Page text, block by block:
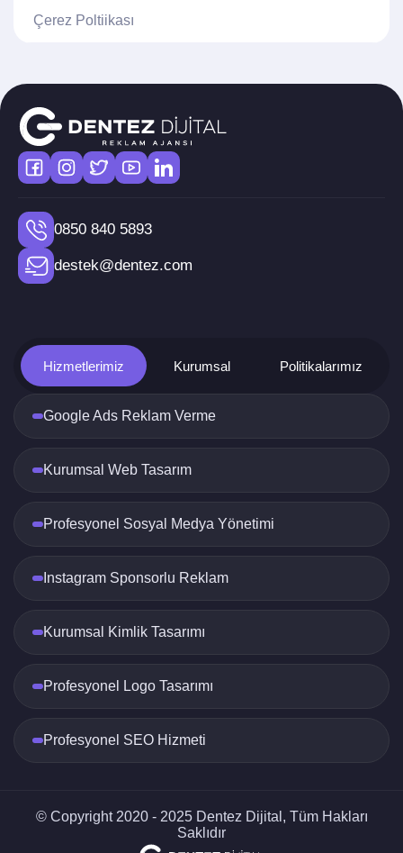
Çerez Poltiikası
0850 840 5893
destek@dentez.com
Hizmetlerimiz Kurumsal Politikalarımız
Google Ads Reklam Verme
Kurumsal Web Tasarım
Profesyonel Sosyal Medya Yönetimi
Instagram Sponsorlu Reklam
Kurumsal Kimlik Tasarımı
Profesyonel Logo Tasarımı
Profesyonel SEO Hizmeti
© Copyright 2020 - 2025 Dentez Dijital, Tüm Hakları
Saklıdır